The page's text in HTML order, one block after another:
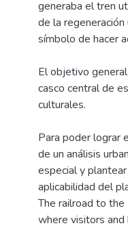
generaba el tren
de la
símbolo de hacer
El objetivo
casco central de
culturales.
Para poder lograr
de un análisis
especial y
aplicabilidad del
The railroad to
where visitors